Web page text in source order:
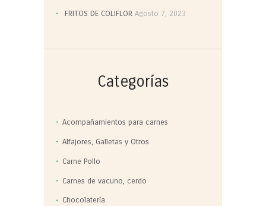
FRITOS DE COLIFLOR Agosto 7, 2023
Categorías
Acompañamientos para carnes
Alfajores, Galletas y Otros
Carne Pollo
Carnes de vacuno, cerdo
Chocolatería